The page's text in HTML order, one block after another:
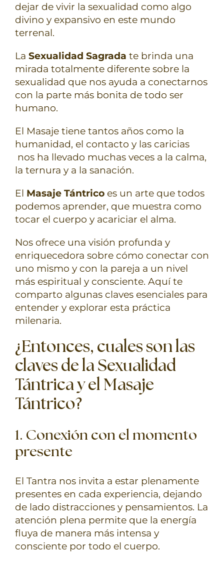
dejar de vivir la sexualidad como algo
divino y expansivo en este mundo
terrenal.
La Sexualidad Sagrada te brinda una
mirada totalmente diferente sobre la
sexualidad que nos ayuda a conectarnos
con la parte más bonita de todo ser
humano.
El Masaje tiene tantos años como la
humanidad, el contacto y las caricias
nos ha llevado muchas veces a la calma,
la ternura y a la sanación.
El Masaje Tántricoes un arte que todos
podemos aprender, que muestra como
tocar el cuerpo y acariciar el alma.
Nos ofrece una visión profunda y
enriquecedora sobre cómo conectar con
uno mismo y con la pareja a un nivel
más espiritual y consciente. Aquí te
comparto algunas claves esenciales para
entender y explorar esta práctica
milenaria.
¿Entonces, cuales son las
claves de la Sexualidad
Tántrica y el Masaje
Tántrico?
1. Conexión con el momento
presente
El Tantra nos invita a estar plenamente
presentes en cada experiencia, dejando
de lado distracciones y pensamientos. La
atención plena permite que la energía
fluya de manera más intensa y
consciente por todo el cuerpo.